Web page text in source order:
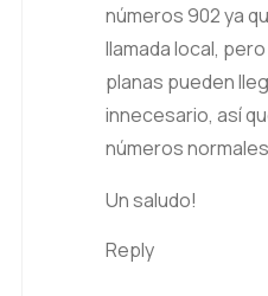
números 902 ya
llamada local,
planas pueden
innecesario, así
números
Un saludo!
Reply